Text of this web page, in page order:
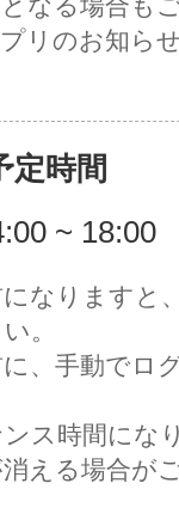
リのお知ら
定時間
~ 18:00
なりますと
。
、手動でロ
ス時間にな
える場合が